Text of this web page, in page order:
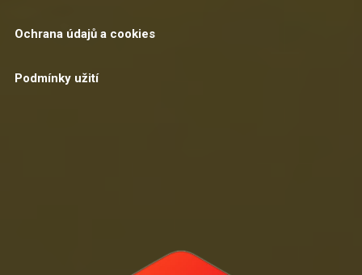
Ochrana údajů a cookies
Podmínky užití